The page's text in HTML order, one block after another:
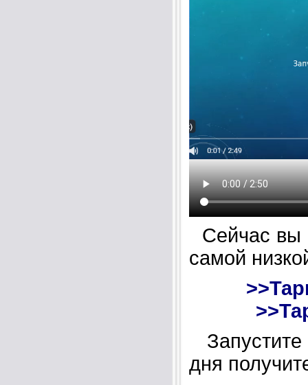
Сейчас вы
самой
дня